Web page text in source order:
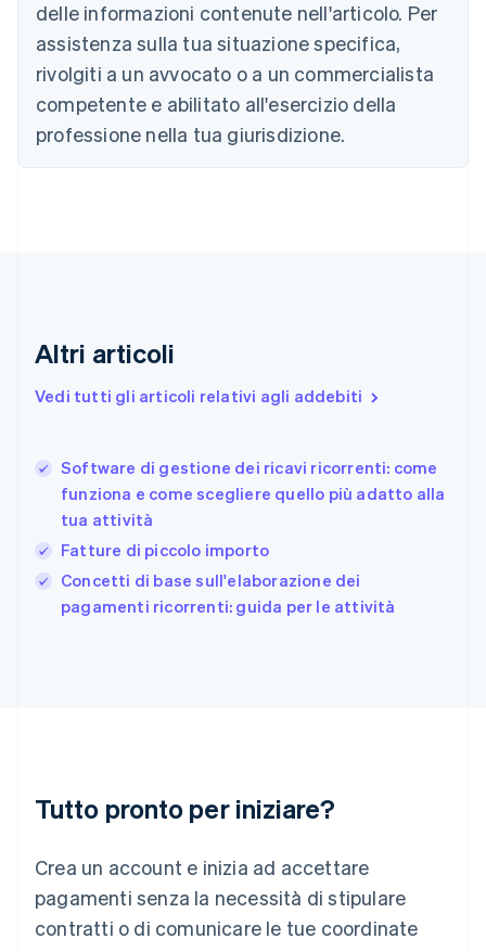
delle informazioni contenute nell'articolo. Per
assistenza sulla tua situazione specifica,
rivolgiti a un avvocato o a un commercialista
competente e abilitato all'esercizio della
professione nella tua giurisdizione.
Altri articoli
Vedi tutti gli articoli relativi agli addebiti
Software di gestione dei ricavi ricorrenti: come
funziona e come scegliere quello più adatto alla
tua attività
Fatture di piccolo importo
Concetti di base sull'elaborazione dei
pagamenti ricorrenti: guida per le attività
Tutto pronto per iniziare?
Crea un account e inizia ad accettare
pagamenti senza la necessità di stipulare
contratti o di comunicare le tue coordinate
English
Canada
English Français
Cina continentale
Cipro
English
EnglishSvenska
FrançaisEnglish
Giappone
日本語English
Gibilterra
Grecia
English
India
English
Lituania
Lussemburgo
Deutsch English
Malaysia
English 简体中文